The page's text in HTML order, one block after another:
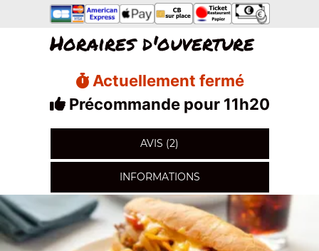
Horaires d'ouverture
Actuellement fermé
Précommande pour 11h20
AVIS (2)
INFORMATIONS